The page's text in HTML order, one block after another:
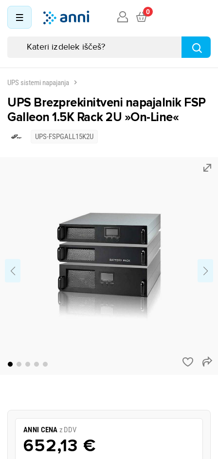
0
UPS sistemi napajanja
UPS Brezprekinitveni napajalnik FSP
Galleon 1.5K Rack 2U »On-Line«
UPS-FSPGALL15K2U
ANNI CENA z DDV
652,13 €